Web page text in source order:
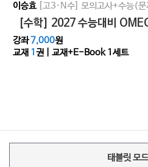
이승효 [고3·N수] 모의고사+수능(문
[수학] 2027 수능대비
강좌7,000원
교재 1 권 | 교재+E-Book 1세트
태블릿 모